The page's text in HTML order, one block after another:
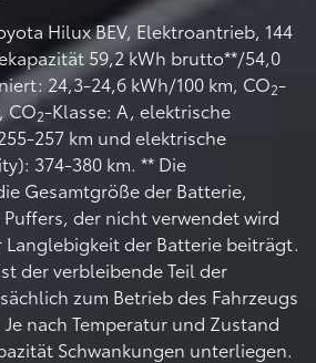
Hilux BEV, Elektroantrieb, 144
59,2 kWh brutto**/54,0
24,3-24,6 kWh/100 km, CO2-
CO2-Klasse: A, elektrische
257 km und elektrische
374-380 km. ** Die
Gesamtgröße der Batterie,
der nicht verwendet wird
Langlebigkeit der Batterie beiträgt.
der verbleibende Teil der
zum Betrieb des Fahrzeugs
nach Temperatur und Zustand
Schwankungen unterliegen.